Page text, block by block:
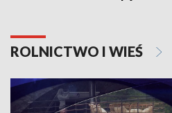
ROLNICTWO I WIEŚ